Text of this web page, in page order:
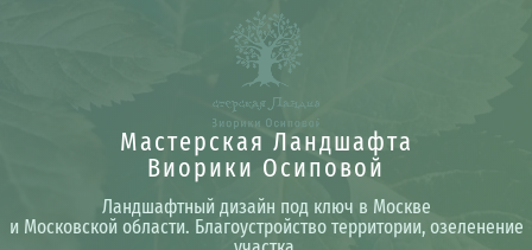
Мастерская Ландшафта
Виорики Осиповой
Ландшафтный дизайн под ключ в Москве
и Московской области. Благоустройство территории, озеленение